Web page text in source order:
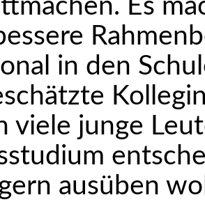
Es
in den
viele junge
ausüben